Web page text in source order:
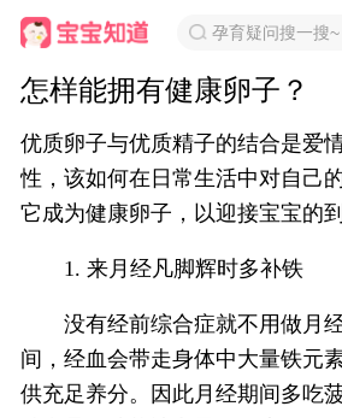
孕育疑问搜一搜~
怎样能拥有健康卵子？
优质卵子与优质精子的结合是爱
性，该如何在日常生活中对自己
它成为健康卵子，以迎接宝宝的
1. 来月经凡脚辉时多补铁
没有经前综合症就不用做月经
间，经血会带走身体中大量铁元
供充足养分。因此月经期间多吃